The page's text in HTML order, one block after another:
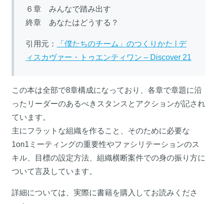
６章 みんなで踏み出す
終章 あなたはどうする？
引用元：
「僕たちのチーム」のつくりかた | デ
ィスカヴァー・トゥエンティワン – Discover 21
この本は全部で8章構成になっており、各章で章題に沿
ったリーダーのあるべきスタンスとアクションが記され
ています。
主にフラットな組織を作ること、そのために必要な
1on1ミーティングの重要性やファシリテーションのス
キル、目標の設定方法、組織横断案件での身の振り方に
ついて言及しています。
詳細については、実際に書籍を購入してお読みくださ